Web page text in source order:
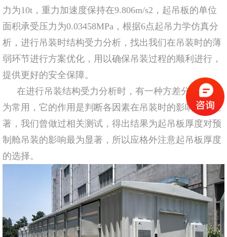
力为10t，重力加速度保持在9.806m/s2，起吊板的单位
面积承受压力为0.03458MPa，根据6点起吊力学仿真分
析，进行吊装时结构受力分析，找出我们在吊装时的薄
弱环节进行方案优化，用以确保吊装过程的顺利进行，
提供更好的安全保障。
在进行吊装结构受力分析时，有一种方差分析法较
为常用，它的作用是判断各因素在吊装时的影响是否显
著，我们曾做过相关测试，得出结果为起吊板厚度对预
制舱吊装的影响最为显著，所以应格外注意起吊板厚度
的选择。